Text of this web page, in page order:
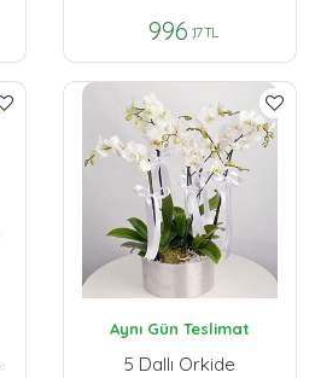
996 ,17 TL
Aynı Gün Teslimat
5 Dallı Orkide